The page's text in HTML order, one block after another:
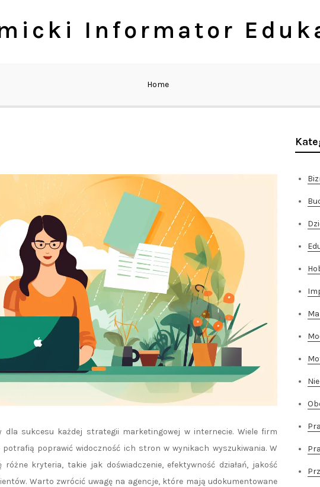
Informator
Home
dla sukcesu każdej strategii marketingowej w internecie. Wiele firm
poprawić widoczność ich stron w wynikach wyszukiwania. W
kryteria, takie jak doświadczenie, efektywność działań, jakość
Warto zwrócić uwagę na agencje, które mają udokumentowane